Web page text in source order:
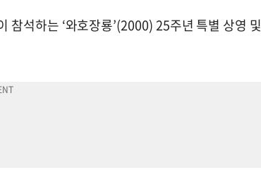
석하는 ‘와호장룡’(2000) 25주년 특별 상영 및